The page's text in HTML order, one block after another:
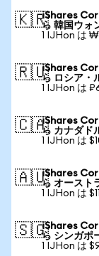
🇰🇷iShares
ら 韓国ウォ
1 IJHon は
🇷🇺iShares
ら ロシア・
1 IJHon は
🇨🇦iShares
ら カナダド
1 IJHon は
🇦🇺iShares
ら オースト
1 IJHon は
🇸🇬iShares
ら シンガポ
1 IJHon は